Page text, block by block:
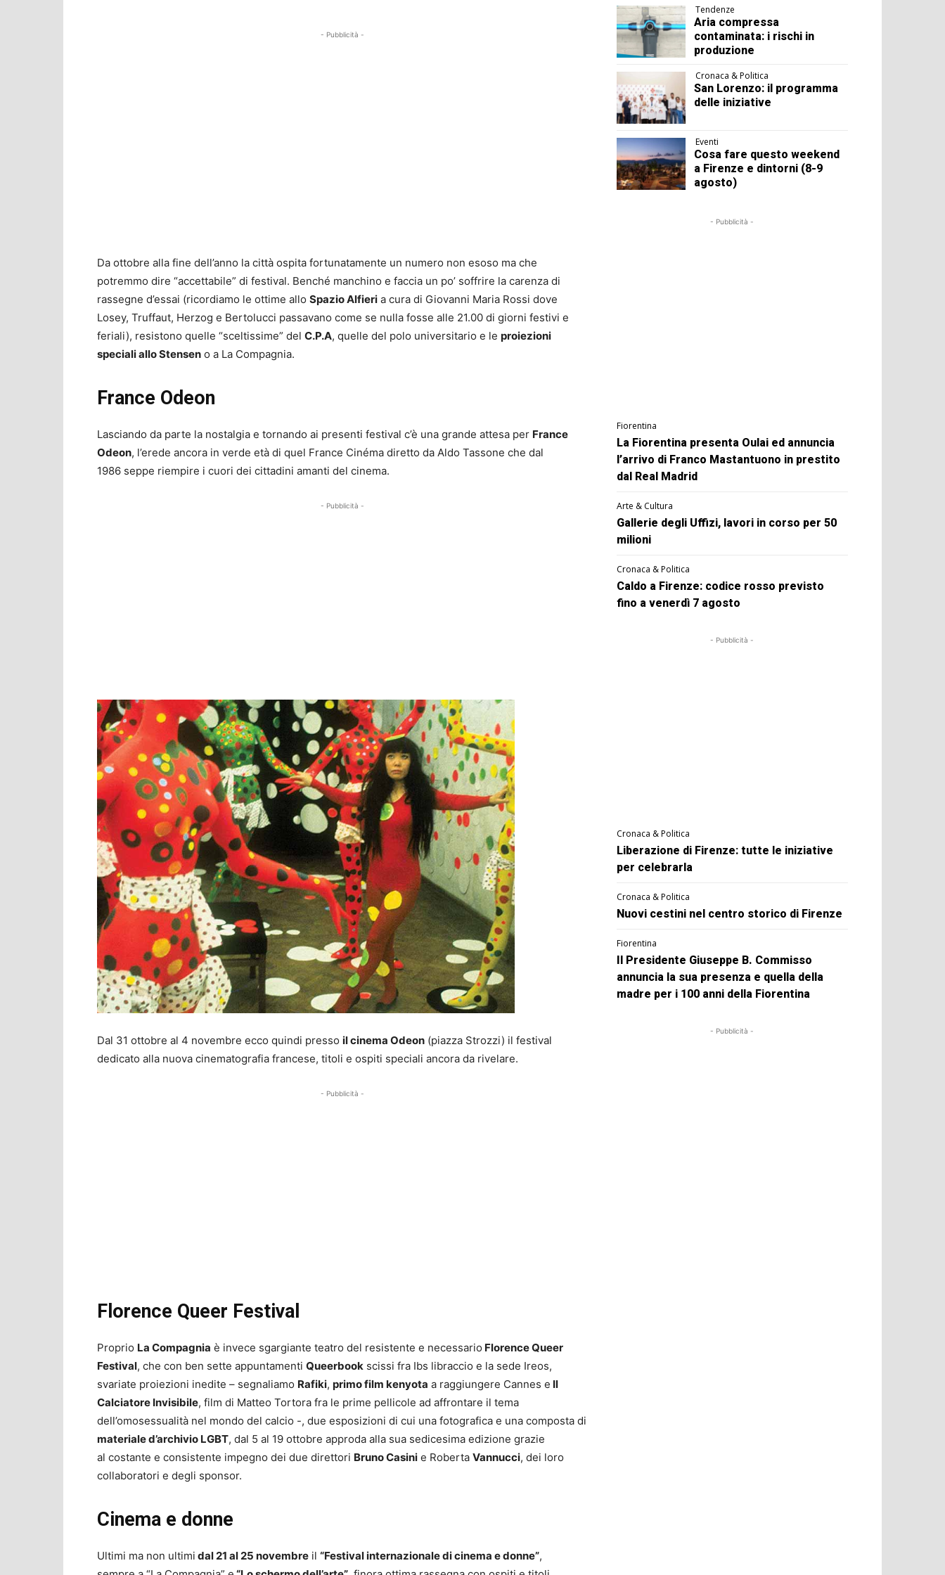
- Pubblicità -
Da ottobre alla fine dell’anno la città ospita fortunatamente un numero non esoso ma che
potremmo dire “accettabile” di festival. Benché manchino e faccia un po’ soffrire la carenza di
rassegne d’essai (ricordiamo le ottime allo Spazio Alfieri a cura di Giovanni Maria Rossi dove
Losey, Truffaut, Herzog e Bertolucci passavano come se nulla fosse alle 21.00 di giorni festivi e
feriali), resistono quelle “sceltissime” del C.P.A, quelle del polo universitario e le proiezioni
speciali allo Stensen o a La Compagnia.
France Odeon
Lasciando da parte la nostalgia e tornando ai presenti festival c’è una grande attesa per France
Odeon, l’erede ancora in verde età di quel France Cinéma diretto da Aldo Tassone che dal
1986 seppe riempire i cuori dei cittadini amanti del cinema.
- Pubblicità -
Dal 31 ottobre al 4 novembre ecco quindi presso il cinema Odeon (piazza Strozzi) il festival
dedicato alla nuova cinematografia francese, titoli e ospiti speciali ancora da rivelare.
- Pubblicità -
Florence Queer Festival
Proprio La Compagnia è invece sgargiante teatro del resistente e necessario Florence Queer
Festival, che con ben sette appuntamenti Queerbook scissi fra Ibs libraccio e la sede Ireos,
svariate proiezioni inedite – segnaliamo Rafiki, primo film kenyota a raggiungere Cannes e Il
Calciatore Invisibile, film di Matteo Tortora fra le prime pellicole ad affrontare il tema
dell’omosessualità nel mondo del calcio -, due esposizioni di cui una fotografica e una composta di
materiale d’archivio LGBT, dal 5 al 19 ottobre approda alla sua sedicesima edizione grazie
al costante e consistente impegno dei due direttori Bruno Casini e Roberta Vannucci, dei loro
collaboratori e degli sponsor.
Cinema e donne
Ultimi ma non ultimi dal 21 al 25 novembre il “Festival internazionale di cinema e donne”,
Tendenze
Aria compressa
contaminata: i rischi in
produzione
Cronaca & Politica
San Lorenzo: il programma
delle iniziative
Eventi
Cosa fare questo weekend
a Firenze e dintorni (8-9
agosto)
- Pubblicità -
Fiorentina
La Fiorentina presenta Oulai ed annuncia
l’arrivo di Franco Mastantuono in prestito
dal Real Madrid
Arte & Cultura
Gallerie degli Uffizi, lavori in corso per 50
milioni
Cronaca & Politica
Caldo a Firenze: codice rosso previsto
fino a venerdì 7 agosto
- Pubblicità -
Cronaca & Politica
Liberazione di Firenze: tutte le iniziative
per celebrarla
Cronaca & Politica
Nuovi cestini nel centro storico di Firenze
Fiorentina
Il Presidente Giuseppe B. Commisso
annuncia la sua presenza e quella della
madre per i 100 anni della Fiorentina
- Pubblicità -